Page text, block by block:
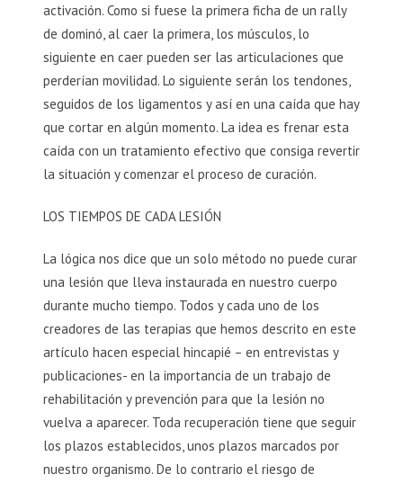
activación. Como si fuese la primera ficha de un rally
de dominó, al caer la primera, los músculos, lo
siguiente en caer pueden ser las articulaciones que
perderían movilidad. Lo siguiente serán los tendones,
seguidos de los ligamentos y así en una caída que hay
que cortar en algún momento. La idea es frenar esta
caída con un tratamiento efectivo que consiga revertir
la situación y comenzar el proceso de curación.
LOS TIEMPOS DE CADA LESIÓN
La lógica nos dice que un solo método no puede curar
una lesión que lleva instaurada en nuestro cuerpo
durante mucho tiempo. Todos y cada uno de los
creadores de las terapias que hemos descrito en este
artículo hacen especial hincapié – en entrevistas y
publicaciones- en la importancia de un trabajo de
rehabilitación y prevención para que la lesión no
vuelva a aparecer. Toda recuperación tiene que seguir
los plazos establecidos, unos plazos marcados por
nuestro organismo. De lo contrario el riesgo de